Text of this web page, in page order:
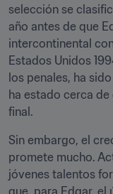
selección se
año antes de que
intercontinental
Estados Unidos
los penales, ha
ha estado cerca
final.
Sin embargo, el
promete mucho.
jóvenes talentos
que, para Edgar, el